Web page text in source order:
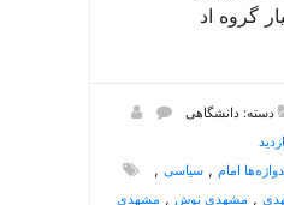
دسته: دانشگاهی
امام ,سیاسی ,
, مشهدی نوش , مشهدی